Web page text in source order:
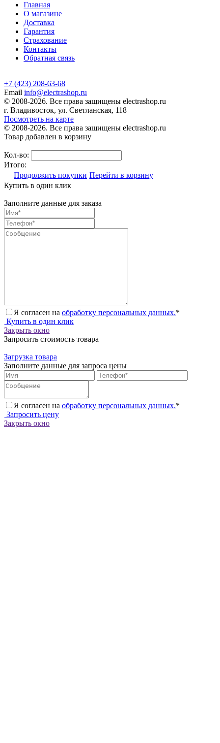
Главная
О магазине
Доставка
Гарантия
Страхование
Контакты
Обратная связь
+7 (423) 208-63-68
Email info@electrashop.ru
© 2008-2026. Все права защищены electrashop.ru
г. Владивосток, ул. Светланская, 118
Посмотреть на карте
© 2008-2026. Все права защищены electrashop.ru
Товар добавлен в корзину
Кол-во:
Итого:
Продолжить покупки Перейти в корзину
Купить в один клик
Заполните данные для заказа
Я согласен на обработку персональных данных.*
Купить в один клик
Закрыть окно
Запросить стоимость товара
Загрузка товара
Заполните данные для запроса цены
Я согласен на обработку персональных данных.*
Запросить цену
Закрыть окно